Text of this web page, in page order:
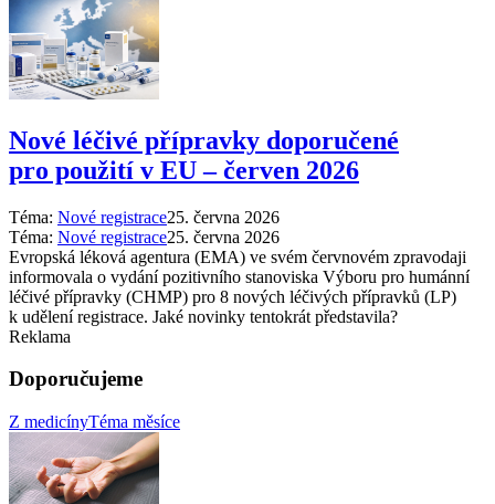
Nové léčivé přípravky doporučené
pro použití v EU –⁠ červen 2026
Téma: Nové registrace25. června 2026
Téma: Nové registrace25. června 2026
Evropská léková agentura (EMA) ve svém červnovém zpravodaji
informovala o vydání pozitivního stanoviska Výboru pro humánní
léčivé přípravky (CHMP) pro 8 nových léčivých přípravků (LP)
k udělení registrace. Jaké novinky tentokrát představila?
Reklama
Doporučujeme
Z medicínyTéma měsíce